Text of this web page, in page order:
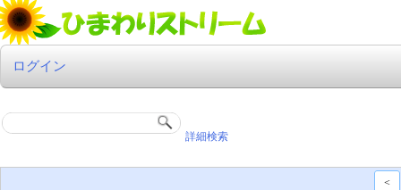
ログイン
詳細検索
<